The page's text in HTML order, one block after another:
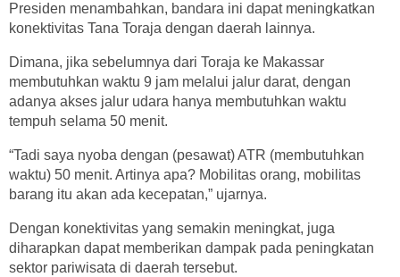
Presiden menambahkan, bandara ini dapat meningkatkan
konektivitas Tana Toraja dengan daerah lainnya.
Dimana, jika sebelumnya dari Toraja ke Makassar
membutuhkan waktu 9 jam melalui jalur darat, dengan
adanya akses jalur udara hanya membutuhkan waktu
tempuh selama 50 menit.
“Tadi saya nyoba dengan (pesawat) ATR (membutuhkan
waktu) 50 menit. Artinya apa? Mobilitas orang, mobilitas
barang itu akan ada kecepatan,” ujarnya.
Dengan konektivitas yang semakin meningkat, juga
diharapkan dapat memberikan dampak pada peningkatan
sektor pariwisata di daerah tersebut.